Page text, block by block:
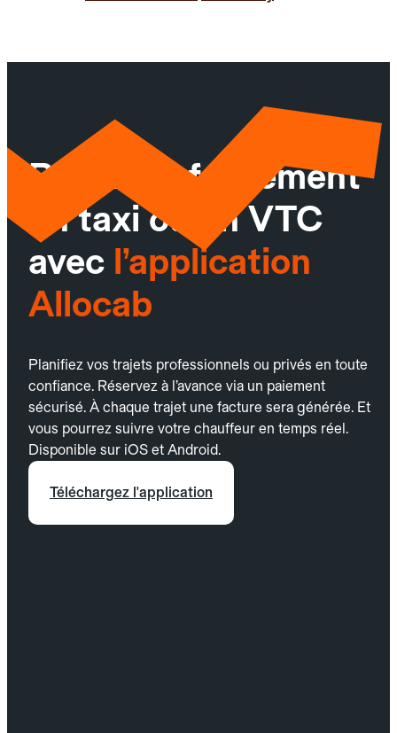
Réservez facilement
un taxi ou un VTC
avec l’application
Allocab
Planifiez vos trajets professionnels ou privés en toute
confiance. Réservez à l’avance via un paiement
sécurisé. À chaque trajet une facture sera générée. Et
vous pourrez suivre votre chauffeur en temps réel.
Disponible sur iOS et Android.
Téléchargez l'application